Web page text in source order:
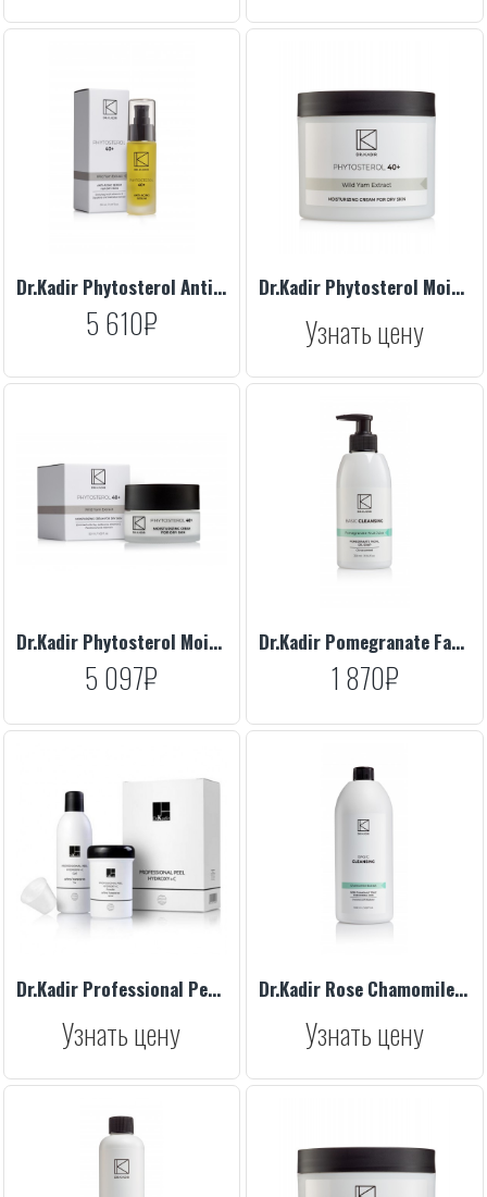
Dr.Kadir Phytosterol Anti-Aging Serum For Dry Skin, 30 ml
5 610₽
Dr.Kadir Phytosterol Moisturizing Cream For Dry Skin, 250 ml
Узнать цену
Dr.Kadir Phytosterol Moisturizing Cream For Dry Skin, 50 ml
5 097₽
Dr.Kadir Pomegranate Facial Gel Soap, 330 ml
1 870₽
Dr.Kadir Professional Peeling Hydroxy+C
Узнать цену
Dr.Kadir Rose Chamomile Tonic For Normal Skin, 1000 ml
Узнать цену